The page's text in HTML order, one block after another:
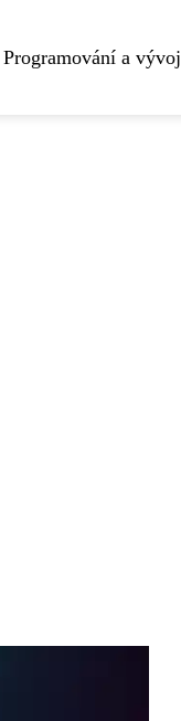
Programování a vývoj